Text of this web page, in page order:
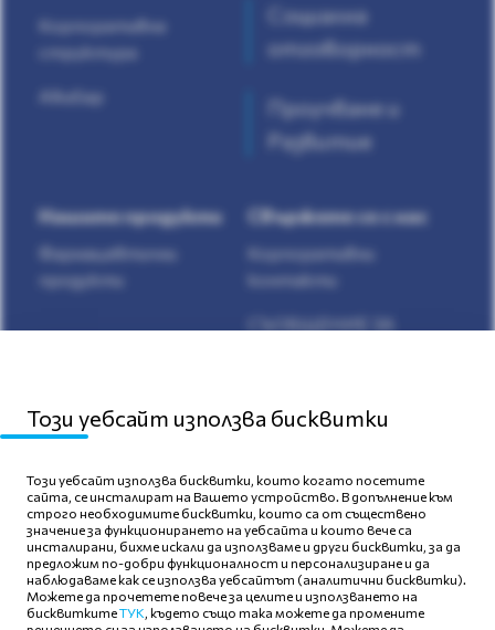
Корпоративна
структура
AlkaSap
Социална
отговорност
Проучване и
Развитие
Нашите продукти
Фармацевтични
продукти
Свържете се с нас
Корпоративни
контакти
Карта на сайта
Политика на поверителност
Условия за ползване
Този уебсайт използва бисквитки
Този уебсайт използва бисквитки, които когато посетите
сайта, се инсталират на Вашето устройство. В допълнение към
строго необходимите бисквитки, които са от съществено
значение за функционирането на уебсайта и които вече са
инсталирани, бихме искали да използваме и други бисквитки, за да
предложим по-добри функционалност и персонализиране и да
наблюдаваме как се използва уебсайтът (аналитични бисквитки).
Можете да прочетете повече за целите и използването на
бисквиткитеТУК, където също така можете да промените